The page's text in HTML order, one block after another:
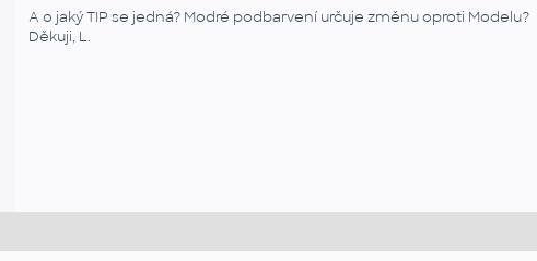
A o jaký TIP se jedná? Modré podbarvení určuje změnu oproti Modelu?
Děkuji, L.